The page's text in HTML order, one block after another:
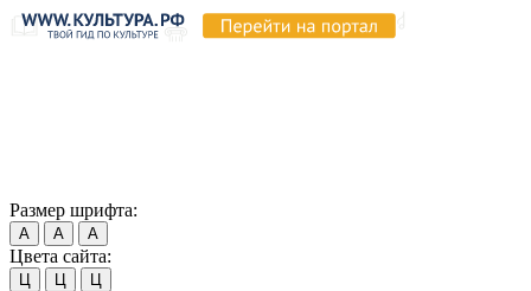
Размер шрифта:
А А А
Цвета сайта:
Ц Ц Ц